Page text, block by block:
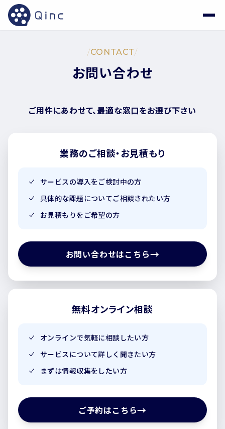
/CONTACT/
お問い合わせ
ご用件にあわせて、最適な窓口をお選び下さい
業務のご相談・お見積もり
サービスの導入をご検討中の方
具体的な課題についてご相談されたい方
お見積もりをご希望の方
お問い合わせはこちら→
無料オンライン相談
オンラインで気軽に相談したい方
サービスについて詳しく聞きたい方
まずは情報収集をしたい方
ご予約はこちら→